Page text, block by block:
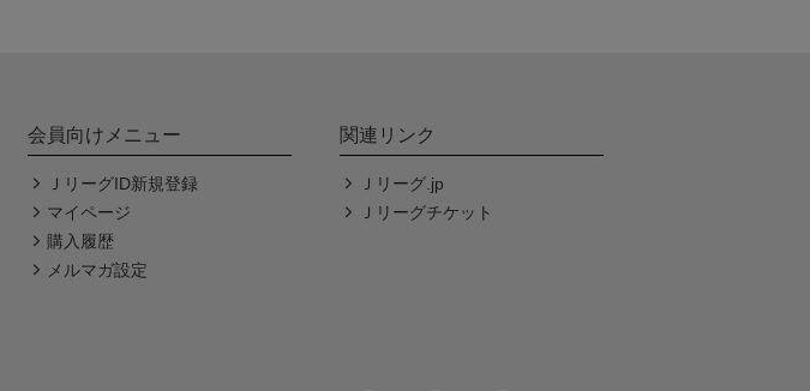
会員向けメニュー
ＪリーグID新規登録
マイページ
購入履歴
メルマガ設定
関連リンク
Ｊリーグ.jp
Ｊリーグチケット